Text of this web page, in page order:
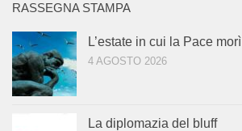
RASSEGNA STAMPA
L’estate in cui la Pace morì
4 AGOSTO 2026
La diplomazia del bluff